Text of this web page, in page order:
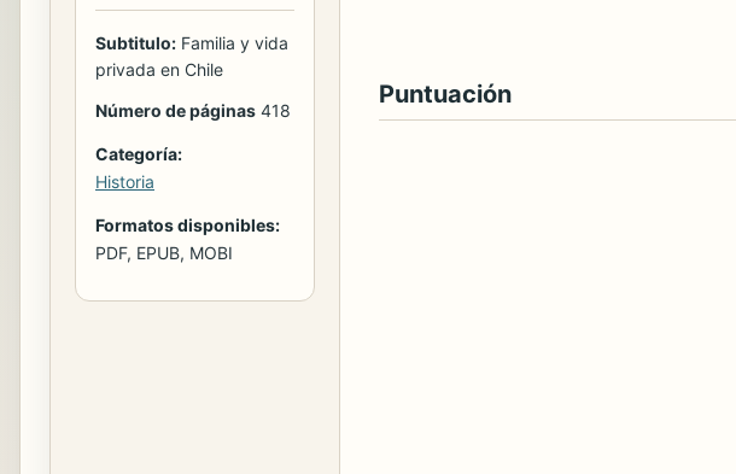
Subtitulo: Familia y vida
privada en Chile
Número de páginas 418
Categoría:
Historia
Formatos disponibles:
PDF, EPUB, MOBI
Puntuación